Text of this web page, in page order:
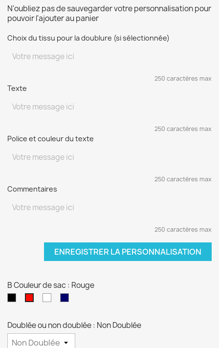
N'oubliez pas de sauvegarder votre personnalisation pour
pouvoir l'ajouter au panier
Choix du tissu pour la doublure (si sélectionnée)
250 caractères max
Texte
250 caractères max
Police et couleur du texte
250 caractères max
Commentaires
250 caractères max
ENREGISTRER LA PERSONNALISATION
B Couleur de sac : Rouge
Doublée ou non doublée : Non Doublée